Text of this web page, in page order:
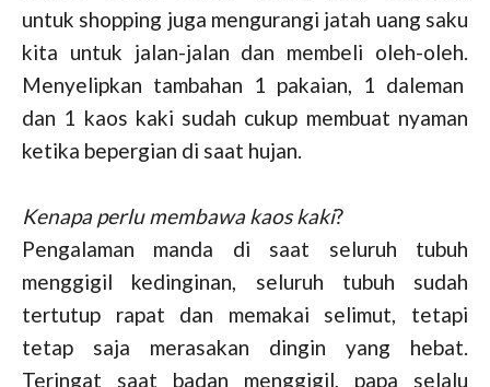
untuk shopping juga mengurangi jatah uang saku
kita untuk jalan-jalan dan membeli oleh-oleh.
Menyelipkan tambahan 1 pakaian, 1 daleman
dan 1 kaos kaki sudah cukup membuat nyaman
ketika bepergian di saat hujan.
Kenapa perlu membawa kaos kaki?
Pengalaman manda di saat seluruh tubuh
menggigil kedinginan, seluruh tubuh sudah
tertutup rapat dan memakai selimut, tetapi
tetap saja merasakan dingin yang hebat.
Teringat saat badan menggigil, papa selalu